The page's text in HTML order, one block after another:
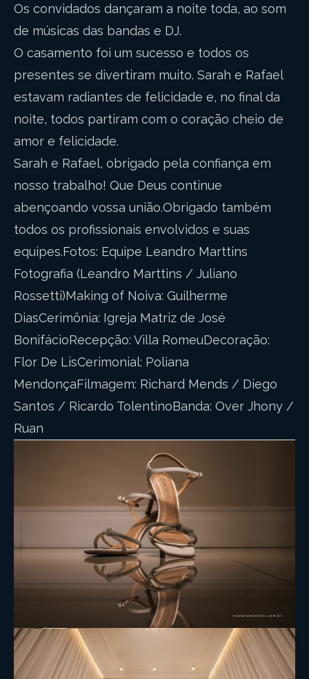
Os convidados dançaram a noite toda, ao som
de músicas das bandas e DJ.
O casamento foi um sucesso e todos os
presentes se divertiram muito. Sarah e Rafael
estavam radiantes de felicidade e, no final da
noite, todos partiram com o coração cheio de
amor e felicidade.
Sarah e Rafael, obrigado pela confiança em
nosso trabalho! Que Deus continue
abençoando vossa união.Obrigado também
todos os profissionais envolvidos e suas
equipes.Fotos: Equipe Leandro Marttins
Fotografia (Leandro Marttins / Juliano
Rossetti)Making of Noiva: Guilherme
DiasCerimônia: Igreja Matriz de José
BonifácioRecepção: Villa RomeuDecoração:
Flor De LisCerimonial: Poliana
MendonçaFilmagem: Richard Mends / Diego
Santos / Ricardo TolentinoBanda: Over Jhony /
Ruan